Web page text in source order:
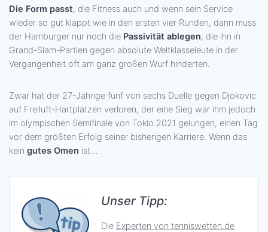
Die Form passt, die Fitness auch und wenn sein Service
wieder so gut klappt wie in den ersten vier Runden, dann muss
der Hamburger nur noch die Passivität ablegen, die ihn in
Grand-Slam-Partien gegen absolute Weltklasseleute in der
Vergangenheit oft am ganz großen Wurf hinderten.
Zwar hat der 27-Jährige fünf von sechs Duelle gegen Djokovic
auf Freiluft-Hartplätzen verloren, der eine Sieg war ihm jedoch
im olympischen Semifinale von Tokio 2021 gelungen, einen Tag
vor dem größten Erfolg seiner bisherigen Karriere. Wenn das
kein gutes Omen ist…
Unser Tipp:
Die Experten von tenniswetten.de